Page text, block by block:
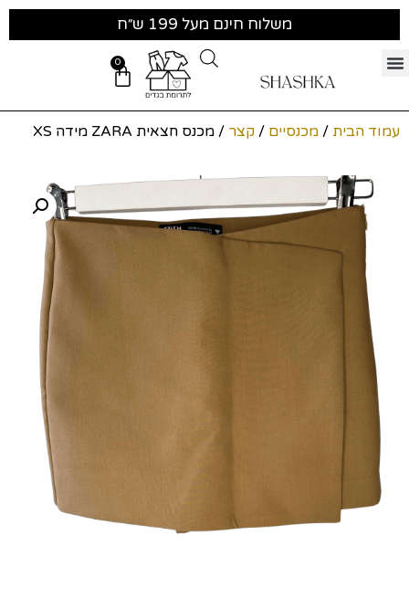
משלוח חינם מעל 199 ש״ח
0
עמוד הבית / מכנסיים / קצר / מכנס חצאית ZARA מידה XS